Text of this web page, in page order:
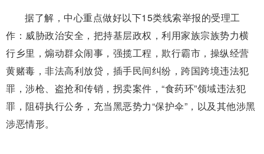
据了解，中心重点做好以下15类线索举报的受理工
作：威胁政治安全，把持基层政权，利用家族宗族势力横
行乡里，煽动群众闹事，强揽工程，欺行霸市，操纵经营
黄赌毒，非法高利放贷，插手民间纠纷，跨国跨境违法犯
罪，涉枪、盗抢和传销，拐卖案件，“食药环”领域违法犯
罪，阻碍执行公务，充当黑恶势力“保护伞”，以及其他涉黑
涉恶情形。